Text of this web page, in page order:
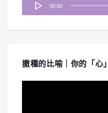
00:00
撒種的比喻｜你的「心